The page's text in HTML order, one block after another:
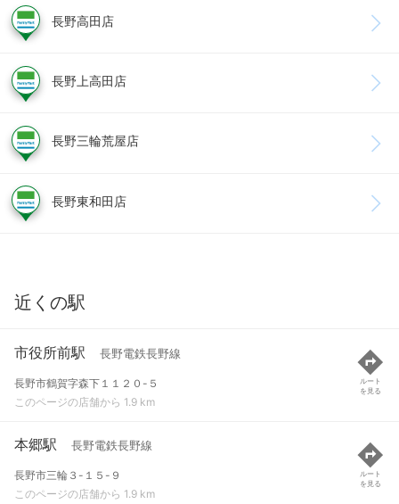
長野高田店
長野上高田店
長野三輪荒屋店
長野東和田店
近くの駅
市役所前駅 長野電鉄長野線
長野市鶴賀字森下１１２０-５
このページの店舗から 1.9 km
ルート
を見る
本郷駅 長野電鉄長野線
長野市三輪３-１５-９
このページの店舗から 1.9 km
ルート
を見る